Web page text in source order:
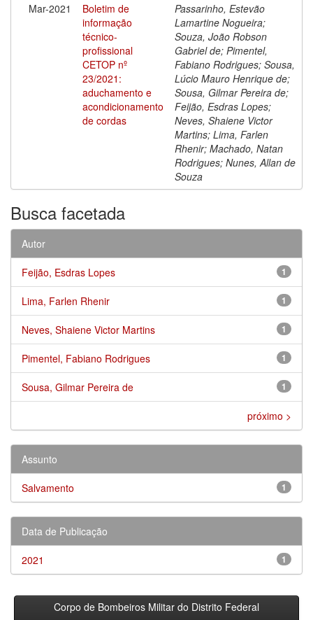
Mar-2021
Boletim de
informação
técnico-
profissional
CETOP nº
23/2021:
aduchamento e
acondicionamento
de cordas
Passarinho, Estevão
Lamartine Nogueira;
Souza, João Robson
Gabriel de; Pimentel,
Fabiano Rodrigues; Sousa,
Lúcio Mauro Henrique de;
Sousa, Gilmar Pereira de;
Feijão, Esdras Lopes;
Neves, Shaiene Victor
Martins; Lima, Farlen
Rhenir; Machado, Natan
Rodrigues; Nunes, Allan de
Souza
Busca facetada
Autor
1
Feijão, Esdras Lopes
1
Lima, Farlen Rhenir
1
Neves, Shaiene Victor Martins
1
Pimentel, Fabiano Rodrigues
1
Sousa, Gilmar Pereira de
próximo >
Assunto
1
Salvamento
Data de Publicação
1
2021
Corpo de Bombeiros Militar do Distrito Federal